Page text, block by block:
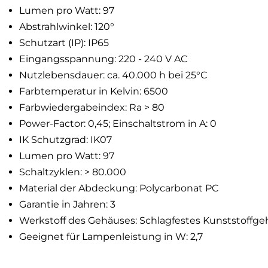
Lumen pro Watt: 97
Abstrahlwinkel: 120°
Schutzart (IP): IP65
Eingangsspannung: 220 - 240 V AC
Nutzlebensdauer: ca. 40.000 h bei 25°C
Farbtemperatur in Kelvin: 6500
Farbwiedergabeindex: Ra > 80
Power-Factor: 0,45; Einschaltstrom in A: 0
IK Schutzgrad: IK07
Lumen pro Watt: 97
Schaltzyklen: > 80.000
Material der Abdeckung: Polycarbonat PC
Garantie in Jahren: 3
Werkstoff des Gehäuses: Schlagfestes
Geeignet für Lampenleistung in W: 2,7